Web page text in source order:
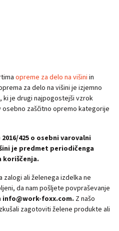
opreme za delo na višini in
za delo na višini je izjemno
ki je drugi najpogostejši vzrok
zaščitno opremo kategorije
425 o osebni varovalni
je predmet periodičenga
koriščenja.
ali želenega izdelka ne
da nam pošljete povpraševanje
info@work-foxx.com. Z našo
zagotoviti želene produkte ali